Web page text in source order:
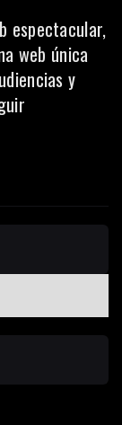
espectacular,
web única
y